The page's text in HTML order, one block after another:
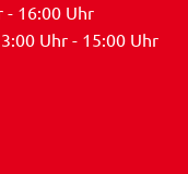
- 16:00 Uhr
Uhr - 15:00 Uhr